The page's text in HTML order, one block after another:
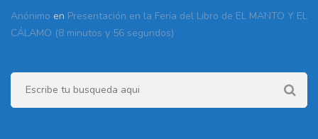
Anónimo en Presentación en la Feria del Libro de EL MANTO Y EL
CÁLAMO (8 minutos y 56 segundos)